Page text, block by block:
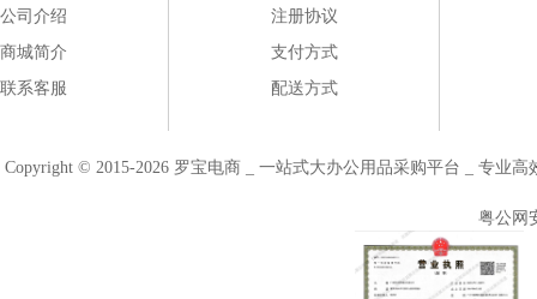
公司介绍
商城简介
联系客服
注册协议
支付方式
配送方式
Copyright © 2015-2026 罗宝电商 _ 一站式大办公用品采购平台 _ 专业
粤公网